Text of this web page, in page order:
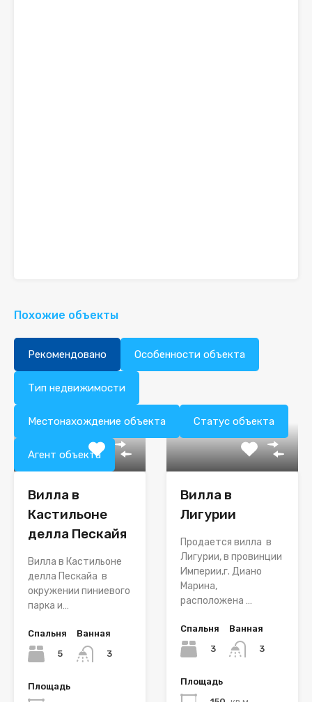
Похожие объекты
Рекомендовано Особенности объекта
Тип недвижимости
Местонахождение объекта Статус объекта
Агент объекта
Вилла в
Кастильоне
делла Пескайя
Вилла в Кастильоне
делла Пескайа в
окружении пиниевого
парка и…
Спальня
5
Ванная
3
Площадь
Вилла в
Лигурии
Продается вилла в
Лигурии, в провинции
Империи,г. Диано
Марина,
расположена …
Спальня
3
Ванная
3
Площадь